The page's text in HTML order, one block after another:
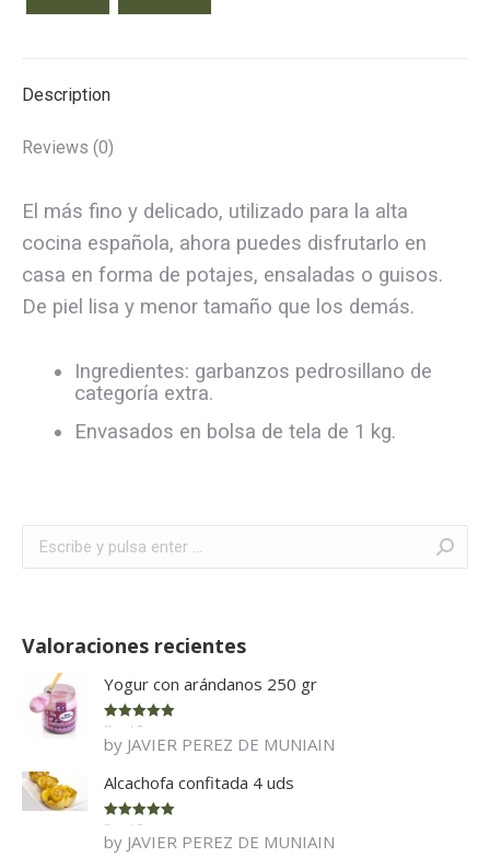
Description
Reviews (0)
El más fino y delicado, utilizado para la alta
cocina española, ahora puedes disfrutarlo en
casa en forma de potajes, ensaladas o guisos.
De piel lisa y menor tamaño que los demás.
Ingredientes: garbanzos pedrosillano de
categoría extra.
Envasados en bolsa de tela de 1 kg.
Buscar:
Valoraciones recientes
Yogur con arándanos 250 gr
Rated 5
of 5
by JAVIER PEREZ DE MUNIAIN
Alcachofa confitada 4 uds
Rated 5
of 5
by JAVIER PEREZ DE MUNIAIN